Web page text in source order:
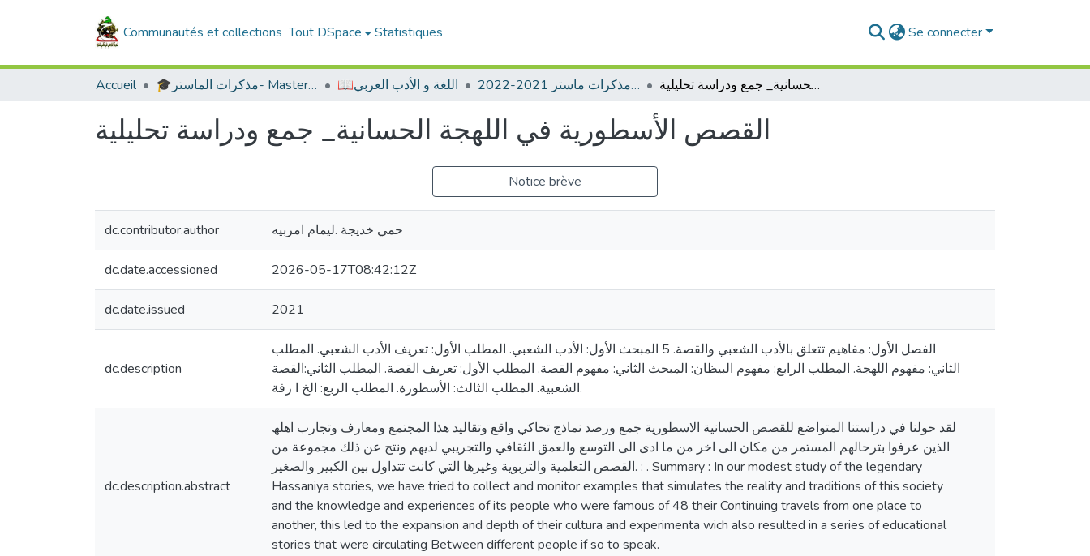
Communautés et collections Tout DSpace Statistiques Se connecter
Accueil 🎓مذكرات الماستر- Master's Theses 📖اللغة و الأدب العربي ادب عربي -مذكرات ماستر 2021-2022 القصص الأسطوریة في اللھجة الحسانیة_ جمع ودراسة تحلیلیة
القصص الأسطوریة في اللھجة الحسانیة_ جمع ودراسة تحلیلیة
Notice brève
dc.contributor.author حمي خديجة .ليمام امربيه
dc.date.accessioned 2026-05-17T08:42:12Z
dc.date.issued 2021
dc.description
الفصل الأول: مفاهيم تتعلق بالأدب الشعبي والقصة. 5 المبحث الأول: الأدب الشعبي. المطلب الأول: تعريف الأدب الشعبي. المطلب
الثاني: مفهوم اللهجة. المطلب الرابع: مفهوم البيظان: المبحث الثاني: مفهوم القصة. المطلب الأول: تعريف القصة. المطلب الثاني:القصة
الشعبية. المطلب الثالث: الأسطورة. المطلب الربع: الخ ا رفة.
dc.description.abstract
لقد حولنا في دراستنا المتواضع للقصص الحسانیة الاسطوریة جمع ورصد نماذج تحاكي واقع وتقالید ھذا المجتمع ومعارف وتجارب اھلھ
الذین عرفوا بترحالھم المستمر من مكان الى اخر من ما ادى الى التوسع والعمق الثقافي والتجریبي لدیھم ونتج عن ذلك مجموعة من
القصص التعلمیة والتربویة وغیرھا التي كانت تتداول بین الكبیر والصغیر. : . Summary : In our modest study of the legendary
Hassaniya stories, we have tried to collect and monitor examples that simulates the reality and traditions of this society
and the knowledge and experiences of its people who were famous of 48 their Continuing travels from one place to
another, this led to the expansion and depth of their cultura and experimenta wich also resulted in a series of educational
stories that were circulating Between different people if so to speak.